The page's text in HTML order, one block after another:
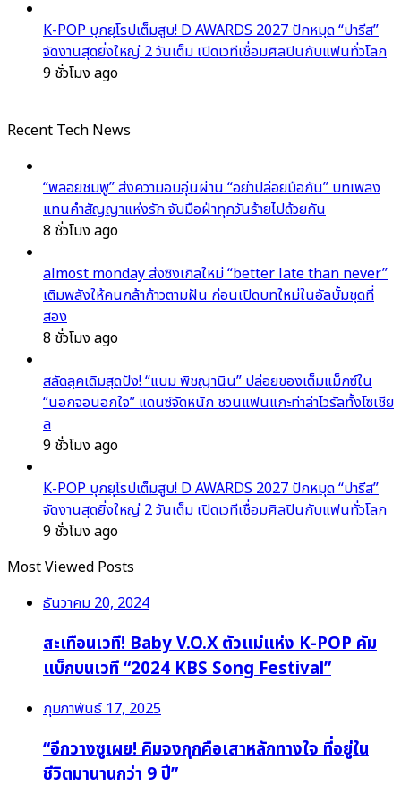
K-POP บุกยุโรปเต็มสูบ! D AWARDS 2027 ปักหมุด “ปารีส”
จัดงานสุดยิ่งใหญ่ 2 วันเต็ม เปิดเวทีเชื่อมศิลปินกับแฟนทั่วโลก
9 ชั่วโมง ago
Recent Tech News
“พลอยชมพู” ส่งความอบอุ่นผ่าน “อย่าปล่อยมือกัน” บทเพลง
แทนคำสัญญาแห่งรัก จับมือฝ่าทุกวันร้ายไปด้วยกัน
8 ชั่วโมง ago
almost monday ส่งซิงเกิลใหม่ “better late than never”
เติมพลังให้คนกล้าก้าวตามฝัน ก่อนเปิดบทใหม่ในอัลบั้มชุดที่
สอง
8 ชั่วโมง ago
สลัดลุคเดิมสุดปัง! “แบม พิชญานิน” ปล่อยของเต็มแม็กซ์ใน
“นอกจอนอกใจ” แดนซ์จัดหนัก ชวนแฟนแกะท่าล่าไวรัลทั้งโซเชีย
ล
9 ชั่วโมง ago
K-POP บุกยุโรปเต็มสูบ! D AWARDS 2027 ปักหมุด “ปารีส”
จัดงานสุดยิ่งใหญ่ 2 วันเต็ม เปิดเวทีเชื่อมศิลปินกับแฟนทั่วโลก
9 ชั่วโมง ago
Most Viewed Posts
ธันวาคม 20, 2024
สะเทือนเวที! Baby V.O.X ตัวแม่แห่ง K-POP คัม
แบ็กบนเวที “2024 KBS Song Festival”
กุมภาพันธ์ 17, 2025
“อีกวางซูเผย! คิมจงกุกคือเสาหลักทางใจ ที่อยู่ใน
ชีวิตมานานกว่า 9 ปี”